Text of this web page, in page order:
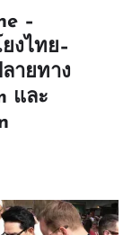
–
งไทย–
ายทาง
และ